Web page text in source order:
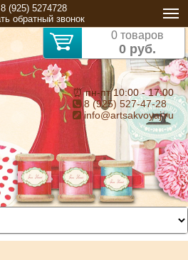
(925) 5274728
обратный звонок
0 товаров
0 руб.
⏰ пн-пт 10:00 - 17:00
8 (925) 527-47-28
info@artsakvoyaj.ru